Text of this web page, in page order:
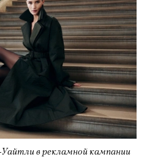
в рекламной кампании